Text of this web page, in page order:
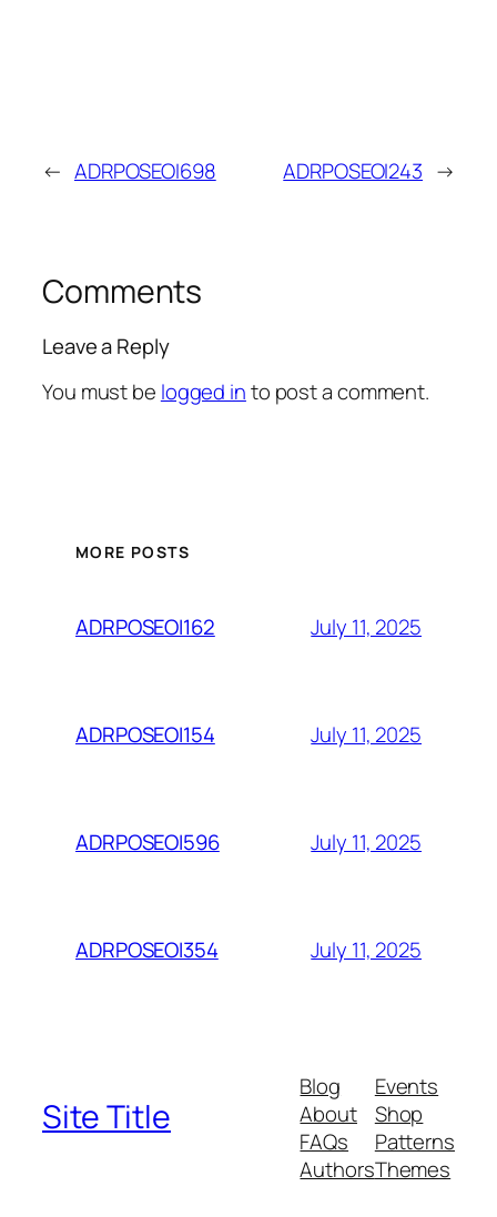
← ADRPOSEOI698 ADRPOSEOI243 →
Comments
Leave a Reply
You must be logged into post a comment.
MORE POSTS
ADRPOSEOI162 July 11, 2025
ADRPOSEOI154 July 11, 2025
ADRPOSEOI596 July 11, 2025
ADRPOSEOI354 July 11, 2025
Site Title
Blog
About
FAQs
Authors
Events
Shop
Patterns
Themes